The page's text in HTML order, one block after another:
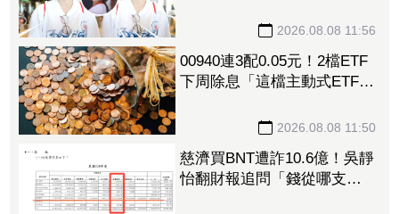
2026.08.08 11:56
00940連3配0.05元！2檔ETF
下周除息「這檔主動式ETF」
2026.08.08 11:50
慈濟買BNT遭詐10.6億！吳靜
怡翻財報追問「錢從哪支